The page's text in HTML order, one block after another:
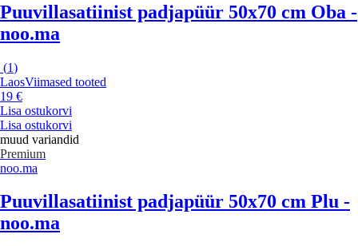
Puuvillasatiinist padjapüür 50x70 cm Oba -
noo.ma
(1)
LaosViimased tooted
19 €
Lisa ostukorvi
Lisa ostukorvi
muud variandid
Premium
noo.ma
Puuvillasatiinist padjapüür 50x70 cm Plu -
noo.ma